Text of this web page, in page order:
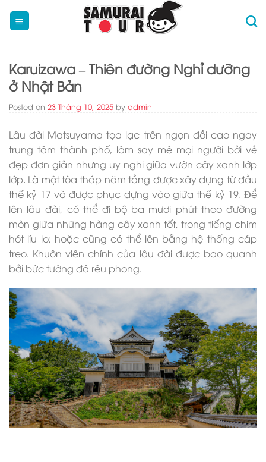
Karuizawa – Thiên đường Nghỉ dưỡng
ở Nhật Bản
Posted on 23 Tháng 10, 2025 by admin
Lâu đài Matsuyama tọa lạc trên ngọn đồi cao ngay
trung tâm thành phố, làm say mê mọi người bởi vẻ
đẹp đơn giản nhưng uy nghi giữa vườn cây xanh lớp
lớp. Là một tòa tháp năm tầng được xây dựng từ đầu
thế kỷ 17 và được phục dựng vào giữa thế kỷ 19. Ðể
lên lâu đài, có thể đi bộ ba mươi phút theo đường
mòn giữa những hàng cây xanh tốt, trong tiếng chim
hót líu lo; hoặc cũng có thể lên bằng hệ thống cáp
treo. Khuôn viên chính của lâu đài được bao quanh
bởi bức tường đá rêu phong.